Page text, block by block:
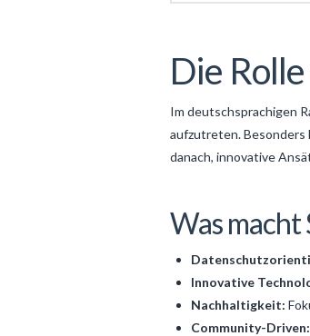
Die
Im deutschsprachigen
aufzutreten. Besonders
danach, innovative
Was
Innovative
Nachhaltigkeit:
Community-Driven: